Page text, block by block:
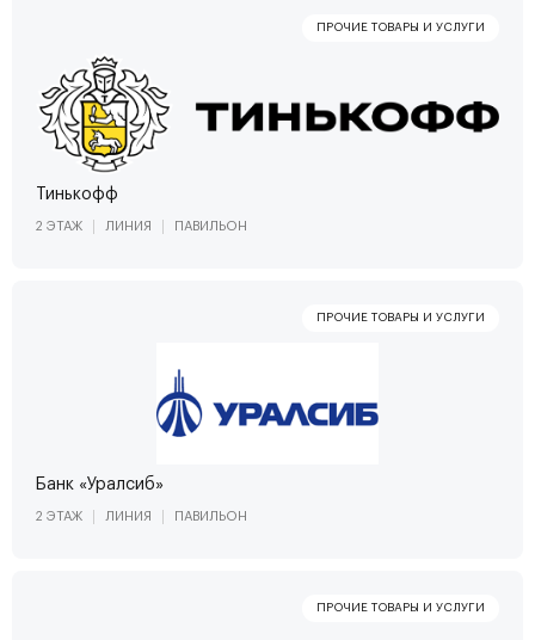
Тинькофф
2 ЭТАЖ ЛИНИЯ ПАВИЛЬОН
Банк «Уралсиб»
2 ЭТАЖ ЛИНИЯ ПАВИЛЬОН